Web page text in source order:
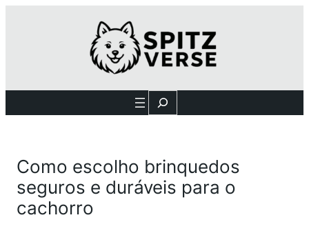
Search
Como escolho brinquedos
seguros e duráveis para o
cachorro